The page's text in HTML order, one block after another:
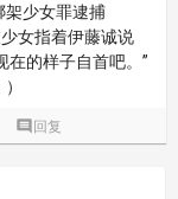
架少女罪逮捕
女指着伊藤诚说
在的样子自首吧。”
 回复